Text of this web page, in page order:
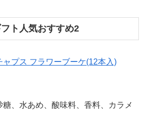
ト人気おすすめ2
ャプス フラワーブーケ(12本入)
糖、水あめ、酸味料、香料、カラメ